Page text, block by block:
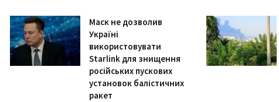
Маск не дозволив
Україні
використовувати
Starlink для знищення
російських пускових
установок балістичних
ракет